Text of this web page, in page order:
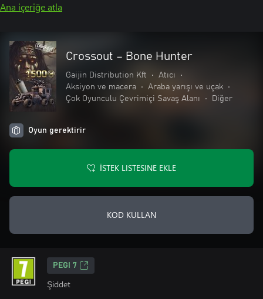
Ana içeriğe atla
Crossout – Bone Hunter
Gaijin Distribution Kft • Atıcı
•
Aksiyon ve macera
• Araba yarışı ve uçak
•
Çok Oyunculu Çevrimiçi Savaş Alanı
• Diğer
Oyun gerektirir
İSTEK LISTESINE EKLE
KOD KULLAN
PEGI 7
Şiddet